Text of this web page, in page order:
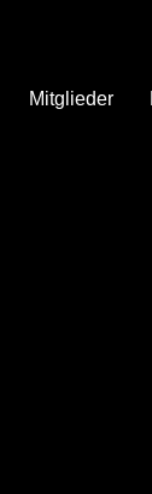
Mitglieder